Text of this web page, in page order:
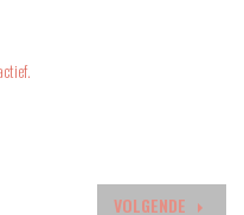
VOLGENDE